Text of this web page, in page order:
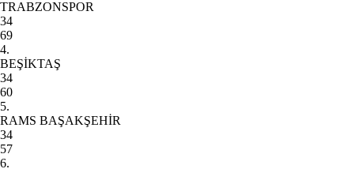
TRABZONSPOR
34
69
4.
BEŞİKTAŞ
34
60
5.
RAMS BAŞAKŞEHİR
34
57
6.